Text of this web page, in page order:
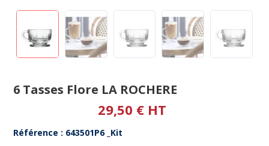
6 Tasses Flore LA ROCHERE
29,50 € HT
Référence : 643501P6 _Kit